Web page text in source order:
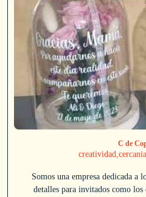
C de
Somos una empresa dedicada a
detalles para invitados como